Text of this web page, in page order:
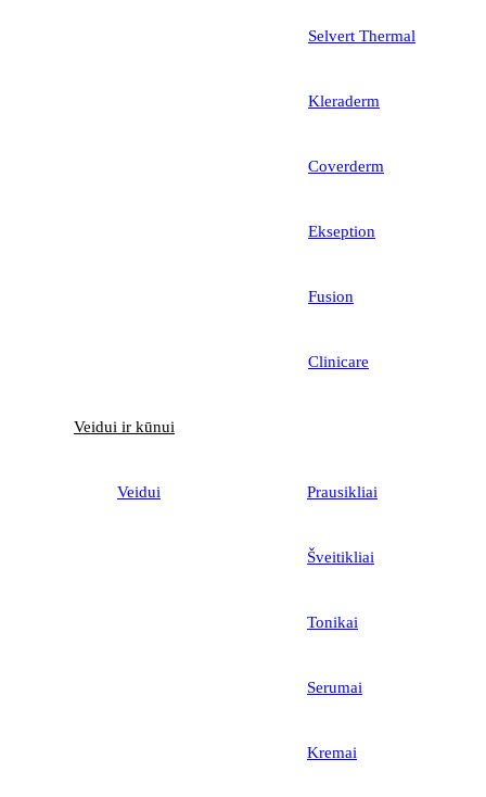
Selvert Thermal
Kleraderm
Coverderm
Ekseption
Fusion
Clinicare
Veidui ir kūnui
Veidui Prausikliai
Šveitikliai
Tonikai
Serumai
Kremai